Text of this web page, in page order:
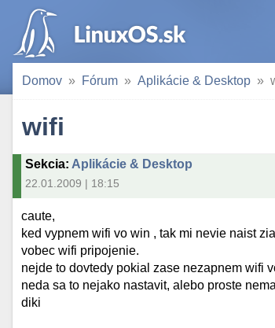
Domov Fórum Aplikácie & Desktop
wifi
Sekcia: Aplikácie & Desktop
22.01.2009 | 18:15
caute,
ked vypnem wifi vo win , tak mi nevie naist
vobec wifi pripojenie.
nejde to dovtedy pokial zase nezapnem wifi
neda sa to nejako nastavit, alebo proste
diki